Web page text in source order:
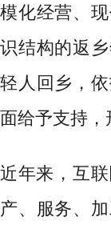
模化经营、
识结构的返
轻人回乡，
面给予支持，
近年来，互联
产、服务、